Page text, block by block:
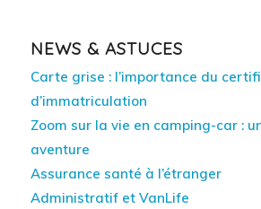
NEWS & ASTUCES
Carte grise : l’importance du
d’immatriculation
Zoom sur la vie en camping-car :
aventure
Assurance santé à l’étranger
Administratif et VanLife